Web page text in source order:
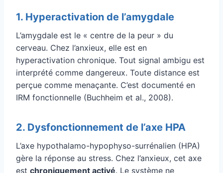
1. Hyperactivation de l’amygdale
L’amygdale est le « centre de la peur » du
cerveau. Chez l’anxieux, elle est en
hyperactivation chronique. Tout signal ambigu est
interprété comme dangereux. Toute distance est
perçue comme menaçante. C’est documenté en
IRM fonctionnelle (Buchheim et al., 2008).
2. Dysfonctionnement de l’axe HPA
L’axe hypothalamo-hypophyso-surrénalien (HPA)
gère la réponse au stress. Chez l’anxieux, cet axe
est chroniquement activé. Le système ne